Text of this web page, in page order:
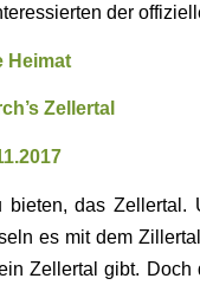
der
Heimat
Zellertal
das Zellertal.
es mit dem
Zellertal gibt.